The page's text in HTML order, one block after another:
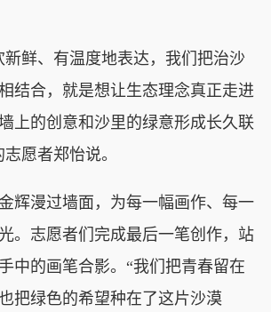
鲜、有温度地表达，我们把治沙
结合，就是想让生态理念真正走进
上的创意和沙里的绿意形成长久联
愿者郑怡说。
漫过墙面，为每一幅画作、每一
。志愿者们完成最后一笔创作，站
中的画笔合影。“我们把青春留在
把绿色的希望种在了这片沙漠